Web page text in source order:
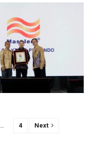
… 4 Next